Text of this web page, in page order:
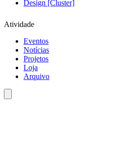
Design [Cluster]
Atividade
Eventos
Notícias
Projetos
Loja
Arquivo